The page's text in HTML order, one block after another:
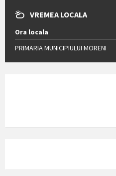
VREMEA LOCALA
Ora locala
PRIMARIA MUNICIPIULUI MORENI